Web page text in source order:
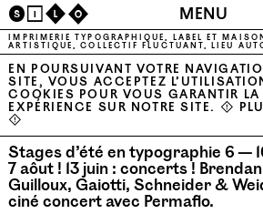
SILO MENU
IMPRIMERIE TYPOGRAPHIQUE, LABEL ET
ARTISTIQUE, COLLECTIF FLUCTUANT, LIEU
EN POURSUIVANT VOTRE
SITE, VOUS ACCEPTEZ
COOKIES POUR VOUS GARANTIR LA
EXPÉRIENCE SUR NOTRE SITE. ⚠
⚠
Stages d’été en typographie 6 —
7 aôut ! 13 juin : concerts !
Guilloux, Gaiotti, Schneider &
ciné concert avec Permaflo.